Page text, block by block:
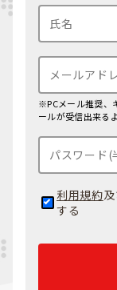
※PCメール推奨、
ールが受信出来る
利用規約
する